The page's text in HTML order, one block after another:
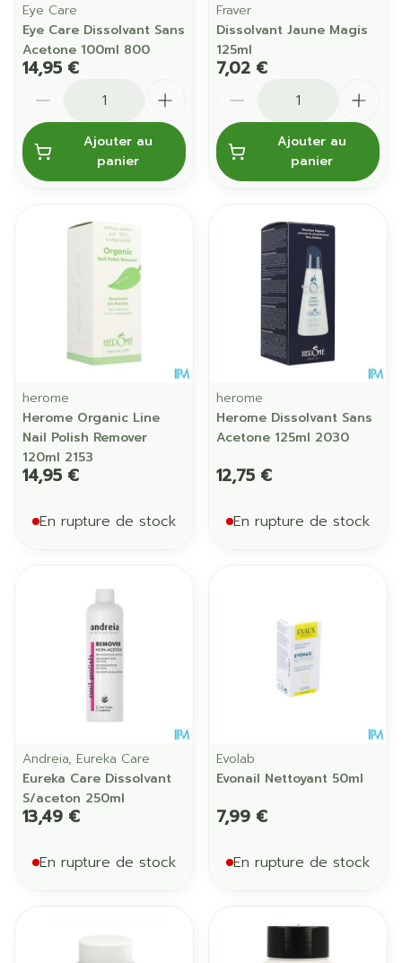
Eye Care
Eye Care Dissolvant Sans
Acetone 100ml 800
14,95 €
Ajouter au
panier
Fraver
Dissolvant Jaune Magis
125ml
7,02 €
Ajouter au
panier
herome
Herome Organic Line
Nail Polish Remover
120ml 2153
14,95 €
En rupture de stock
herome
Herome Dissolvant Sans
Acetone 125ml 2030
12,75 €
En rupture de stock
Andreia, Eureka Care
Eureka Care Dissolvant
S/aceton 250ml
13,49 €
En rupture de stock
Evolab
Evonail Nettoyant 50ml
7,99 €
En rupture de stock